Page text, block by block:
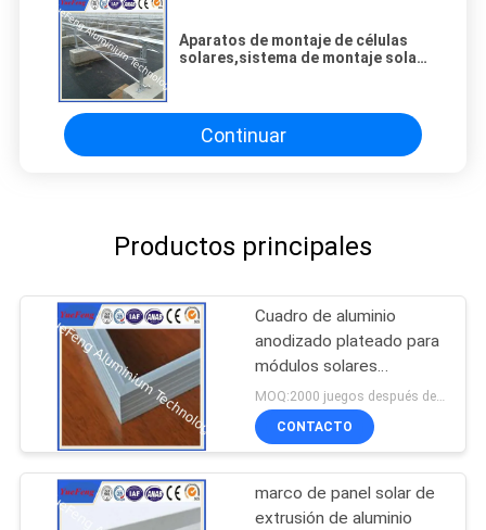
Aparatos de montaje de células
solares,sistema de montaje solar
Continuar
Productos principales
Cuadro de aluminio
anodizado plateado para
módulos solares
fotovoltaicos
MOQ:2000 juegos después de confirmar las muestras
CONTACTO
marco de panel solar de
extrusión de aluminio